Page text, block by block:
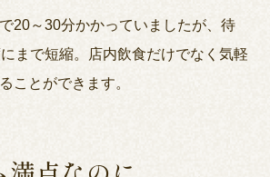
20～30分かかっていましたが、待
まで短縮。店内飲食だけでなく気軽
ことができます。